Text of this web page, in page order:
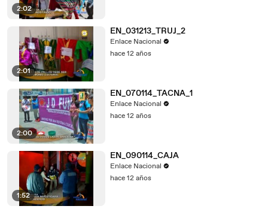
2:02
2:01
EN_031213_TRUJ_2
Enlace Nacional
hace 12 años
2:00
EN_070114_TACNA_1
Enlace Nacional
hace 12 años
1:52
EN_090114_CAJA
Enlace Nacional
hace 12 años